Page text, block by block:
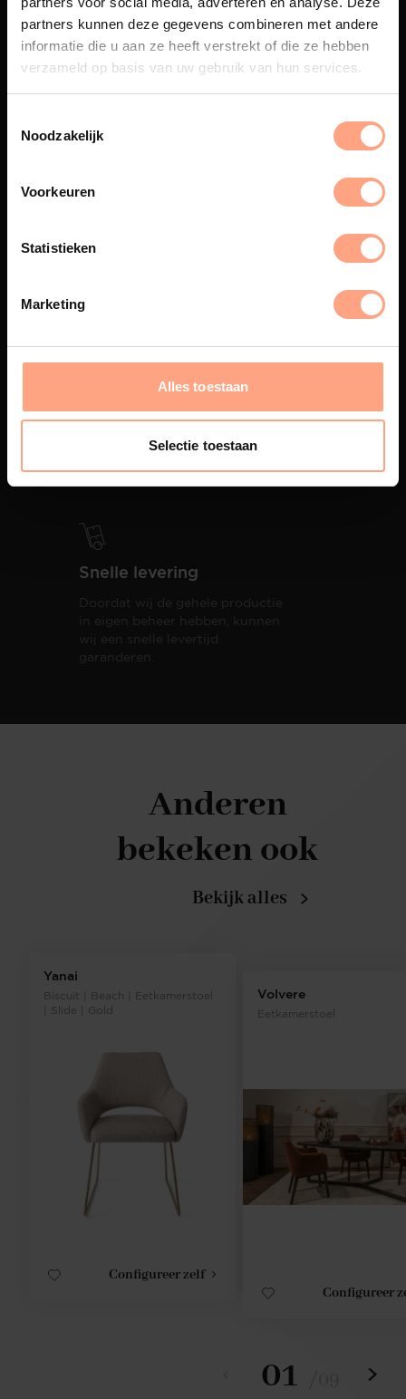
partners kunnen deze gegevens combineren met andere
informatie die u aan ze heeft verstrekt of die ze hebben
verzameld op basis van uw gebruik van hun services.
Noodzakelijk
Voorkeuren
Statistieken
Marketing
Alles toestaan
Selectie toestaan
Maatwerk
Een exclusieve handgemaakte
beleving, waar Nederlands
Spuiterij
eigen spuiterij afgewerkt met
Interieur inrichting
PUUUR biedt volledige
oplevering,met als resultaat een
totale woonbeleving.
Snelle levering
Doordat wij de gehele productie
in eigen beheer hebben, kunnen
wij een snelle levertijd
garanderen.
Yanai
Biscuit | Beach | Eetkamerstoel
| Slide | Gold
Configureer zelf
Volvere
Eetkamerstoel
Configureer
Anderen
bekeken ook
Bekijk alles
01